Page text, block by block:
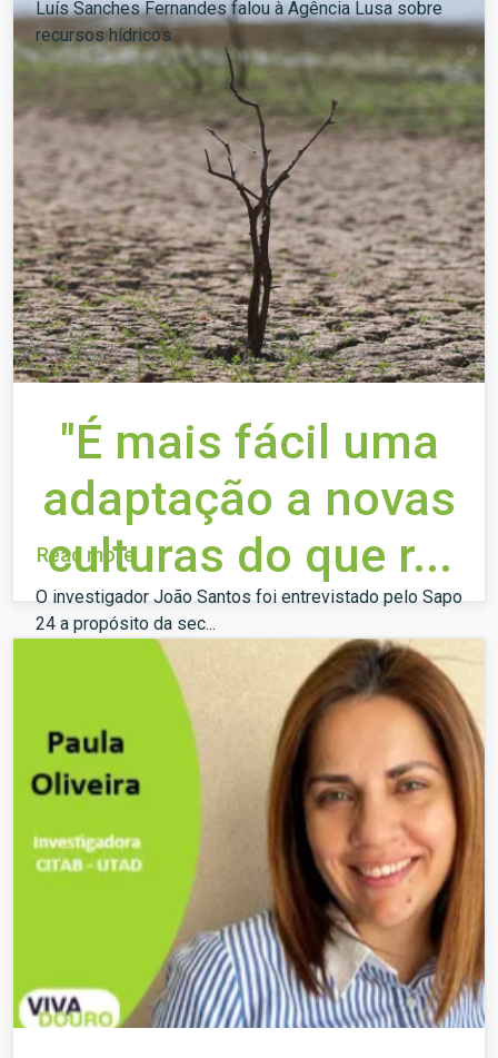
Luís Sanches Fernandes falou à Agência Lusa sobre
recursos hídricos
"É mais fácil uma
adaptação a novas
culturas do que r...
O investigador João Santos foi entrevistado pelo Sapo
24 a propósito da sec...
Read more